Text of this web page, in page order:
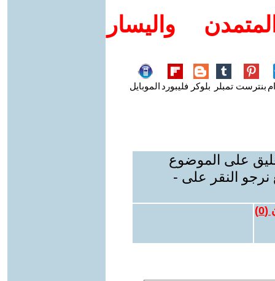
واليسار
بنترست تمبلر بلوكر فليبورد الموبايل
على الموضوع
نرجو النقر على -
(
0
)